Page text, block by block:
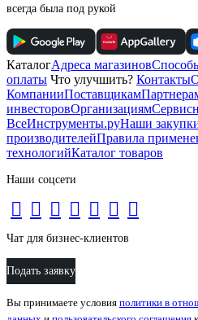
всегда была под рукой
КаталогАдреса магазинов
оплаты Что улучшить? Контакты
КомпанииПоставщикам
инвесторовОрганизациям
ВсеИнструменты.руНаши
производителейПравила
технологийКаталог товаров
Наши соцсети
Чат для бизнес-клиентов
Подать заявку
Вы принимаете условия политики в